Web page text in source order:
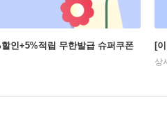
인+5%적립 무한발급 슈퍼쿠폰 [
상